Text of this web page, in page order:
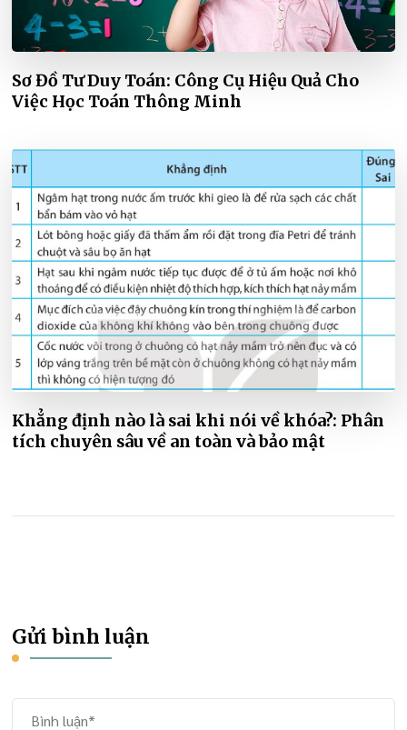
Sơ Đồ Tư Duy Toán: Công Cụ Hiệu Quả Cho
Việc Học Toán Thông Minh
Khẳng định nào là sai khi nói về khóa?: Phân
tích chuyên sâu về an toàn và bảo mật
Gửi bình luận